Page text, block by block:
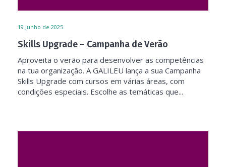
19 Junho de 2025
Skills Upgrade – Campanha de Verão
Aproveita o verão para desenvolver as competências
na tua organização. A GALILEU lança a sua Campanha
Skills Upgrade com cursos em várias áreas, com
condições especiais. Escolhe as temáticas que...